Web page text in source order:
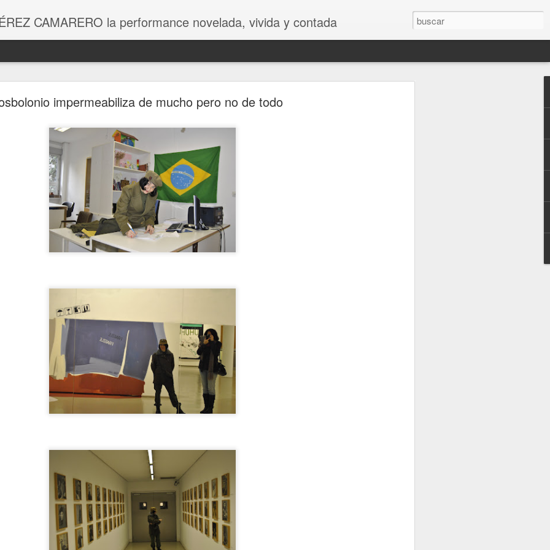
impermeabiliza de mucho pero no de todo
CAMARERO la performance novelada, vivida y contada
Fin del posbolonio
Yo ya me desposbolonicé pero Raúl continúa posbolonio
ahí estuvo conmigo en tan emotivo trance. Foto de Mónica Aranegui
fin, para mi ha sido un alivio, fin de etapa.
Con una micro performance
durante el seminario de
investigación "La pérdida del
alma en la sociedad
contemporánea y la urgente
mi una por una (iba de gala con
la chaqueta británica de la
segunda gran guerra). Primero
me cuadré escuchando el inicio
del "Concerti Grossi" de Corelli,
llevaba este último año
incubando la música, igual que el
Concierto de Brandemburgo de